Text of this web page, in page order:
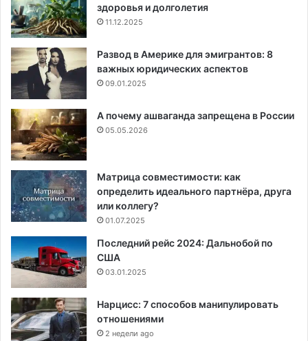
здоровья и долголетия
11.12.2025
Развод в Америке для эмигрантов: 8
важных юридических аспектов
09.01.2025
А почему ашваганда запрещена в России
05.05.2026
Матрица совместимости: как
определить идеального партнёра, друга
или коллегу?
01.07.2025
Последний рейс 2024: Дальнобой по
США
03.01.2025
Нарцисс: 7 способов манипулировать
отношениями
2 недели ago